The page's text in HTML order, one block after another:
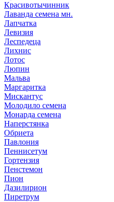
Красивотычинник
Лаванда семена мн.
Лапчатка
Левизия
Леспедеца
Лихнис
Лотос
Люпин
Мальва
Маргаритка
Мискантус
Молодило семена
Монарда семена
Наперстянка
Обриета
Павлония
Пеннисетум
Гортензия
Пенстемон
Пион
Дазилирион
Пиретрум